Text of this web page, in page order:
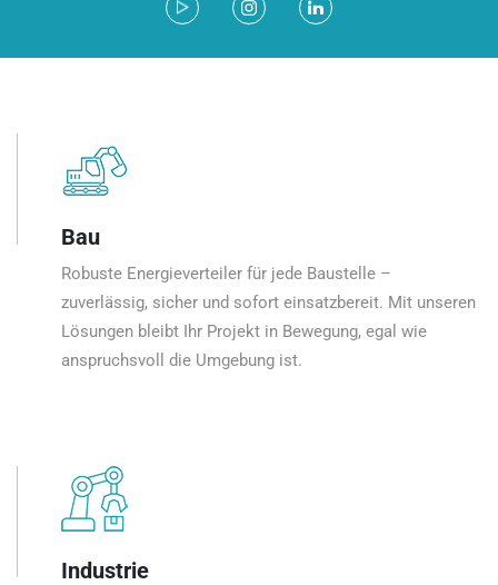
Bau
Robuste Energieverteiler für jede Baustelle –
zuverlässig, sicher und sofort einsatzbereit. Mit unseren
Lösungen bleibt Ihr Projekt in Bewegung, egal wie
anspruchsvoll die Umgebung ist.
Industrie